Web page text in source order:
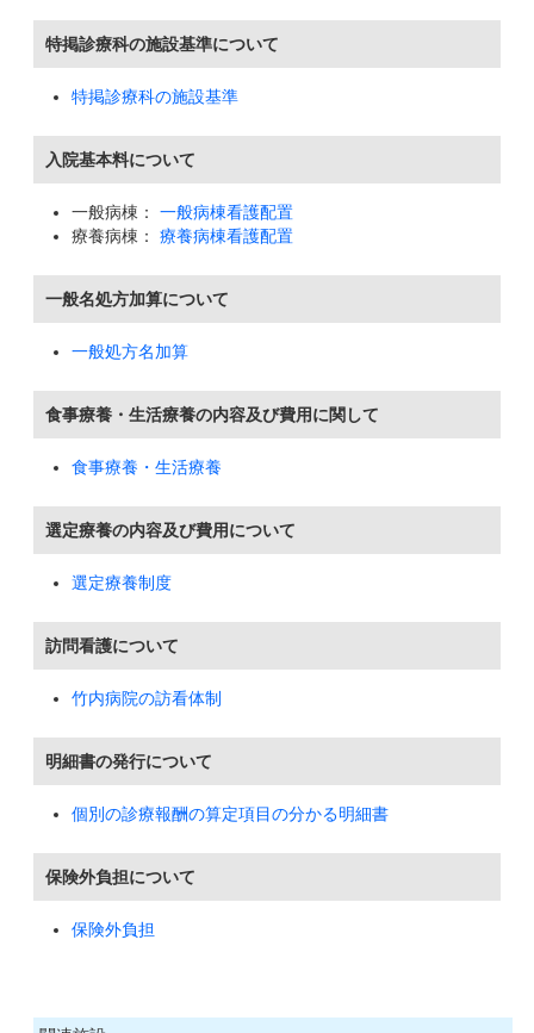
特掲診療科の施設基準について
特掲診療科の施設基準
入院基本料について
一般病棟：
一般病棟看護配置
療養病棟：
療養病棟看護配置
一般名処方加算について
一般処方名加算
食事療養・生活療養の内容及び費用に関して
食事療養・生活療養
選定療養の内容及び費用について
選定療養制度
訪問看護について
竹内病院の訪看体制
明細書の発行について
個別の診療報酬の算定項目の分かる明細書
保険外負担について
保険外負担